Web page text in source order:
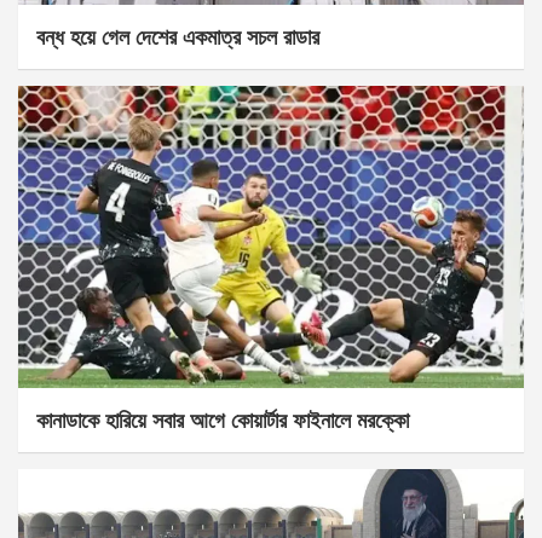
বন্ধ হয়ে গেল দেশের একমাত্র সচল রাডার
কানাডাকে হারিয়ে সবার আগে কোয়ার্টার ফাইনালে মরক্কো